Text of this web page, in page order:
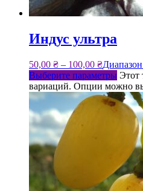
Индус ультра
50,00 ₴ – 100,00 ₴
Выберите параметры Этот
вариаций. Опции можно